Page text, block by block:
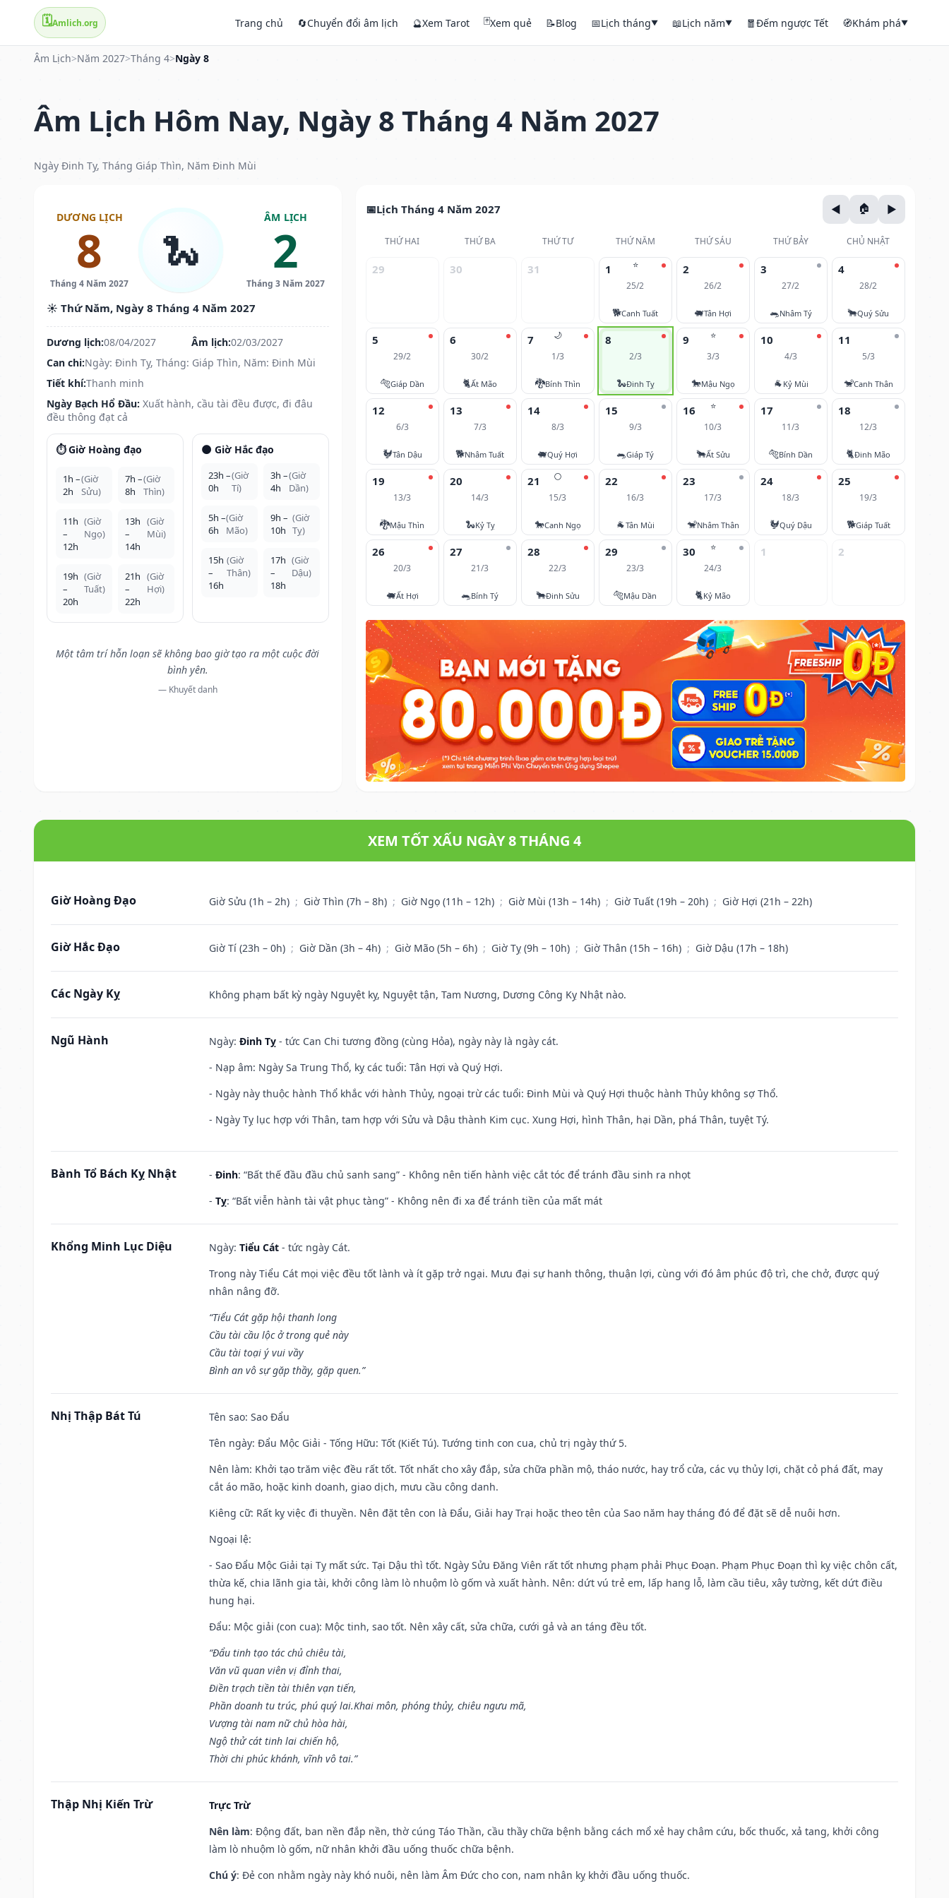
🗓️Amlich.org Trang chủ 🔄Chuyển đổi âm lịch 🔮Xem Tarot 🃏Xem quẻ 📝Blog 📅Lịch tháng▼ 📖Lịch năm▼ 🧧Đếm ngược Tết 🧭Khám phá▼
Âm Lịch>Năm 2027>Tháng 4>Ngày 8
Âm Lịch Hôm Nay, Ngày 8 Tháng 4 Năm 2027
Ngày Đinh Tỵ, Tháng Giáp Thìn, Năm Đinh Mùi
DƯƠNG LỊCH
8
Tháng 4 Năm 2027
🐍
ÂM LỊCH
2
Tháng 3 Năm 2027
☀️ Thứ Năm, Ngày 8 Tháng 4 Năm 2027
Dương lịch:08/04/2027 Âm lịch:02/03/2027
Can chi:Ngày: Đinh Tỵ, Tháng: Giáp Thìn, Năm: Đinh Mùi
Tiết khí:Thanh minh
Ngày Bạch Hổ Đầu: Xuất hành, cầu tài đều được, đi đâu
đều thông đạt cả
⏱️ Giờ Hoàng đạo
1h –
2h
(Giờ
Sửu)
7h –
8h
(Giờ
Thìn)
11h
–
12h
(Giờ
Ngọ)
13h
–
14h
(Giờ
Mùi)
19h
–
20h
(Giờ
Tuất)
21h
–
22h
(Giờ
Hợi)
🌑 Giờ Hắc đạo
23h –
0h
(Giờ
Tí)
3h –
4h
(Giờ
Dần)
5h –
6h
(Giờ
Mão)
9h –
10h
(Giờ
Tỵ)
15h
–
16h
(Giờ
Thân)
17h
–
18h
(Giờ
Dậu)
Một tâm trí hỗn loạn sẽ không bao giờ tạo ra một cuộc đời
bình yên.
— Khuyết danh
Lịch Tháng 4 Năm 2027
THỨ HAI THỨ BA THỨ TƯ THỨ NĂM THỨ SÁU THỨ BẢY CHỦ NHẬT
29 30 31 ⭐
1
25/2
🐕Canh Tuất
2
26/2
🐖Tân Hợi
3
27/2
🐀Nhâm Tý
4
28/2
🐂Quý Sửu
5
29/2
🐅Giáp Dần
6
30/2
🐈Ất Mão
🌙
7
1/3
🐉Bính Thìn
8
2/3
🐍Đinh Tỵ
⭐
9
3/3
🐎Mậu Ngọ
10
4/3
🐐 Kỷ Mùi
11
5/3
🐒Canh Thân
12
6/3
🐓Tân Dậu
13
7/3
🐕Nhâm Tuất
14
8/3
🐖Quý Hợi
15
9/3
🐀Giáp Tý
⭐
16
10/3
🐂Ất Sửu
17
11/3
🐅Bính Dần
18
12/3
🐈Đinh Mão
19
13/3
🐉Mậu Thìn
20
14/3
🐍Kỷ Tỵ
🌕
21
15/3
🐎Canh Ngọ
22
16/3
🐐Tân Mùi
23
17/3
🐒Nhâm Thân
24
18/3
🐓Quý Dậu
25
19/3
🐕Giáp Tuất
26
20/3
🐖Ất Hợi
27
21/3
🐀Bính Tý
28
22/3
🐂Đinh Sửu
29
23/3
🐅Mậu Dần
⭐
30
24/3
🐈Kỷ Mão
1 2
XEM TỐT XẤU NGÀY 8 THÁNG 4
Giờ Hoàng Đạo Giờ Sửu (1h – 2h) ; Giờ Thìn (7h – 8h) ; Giờ Ngọ (11h – 12h) ; Giờ Mùi (13h – 14h) ; Giờ Tuất (19h – 20h) ; Giờ Hợi (21h – 22h)
Giờ Hắc Đạo Giờ Tí (23h – 0h) ; Giờ Dần (3h – 4h) ; Giờ Mão (5h – 6h) ; Giờ Tỵ (9h – 10h) ; Giờ Thân (15h – 16h) ; Giờ Dậu (17h – 18h)
Các Ngày Kỵ Không phạm bất kỳ ngày Nguyệt kỵ, Nguyệt tận, Tam Nương, Dương Công Kỵ Nhật nào.
Ngũ Hành Ngày: Đinh Tỵ - tức Can Chi tương đồng (cùng Hỏa), ngày này là ngày cát.
- Nạp âm: Ngày Sa Trung Thổ, kỵ các tuổi: Tân Hợi và Quý Hợi.
- Ngày này thuộc hành Thổ khắc với hành Thủy, ngoại trừ các tuổi: Đinh Mùi và Quý Hợi thuộc hành Thủy không sợ Thổ.
- Ngày Tỵ lục hợp với Thân, tam hợp với Sửu và Dậu thành Kim cục. Xung Hợi, hình Thân, hại Dần, phá Thân, tuyệt Tý.
Bành Tổ Bách Kỵ Nhật - Đinh: “Bất thế đầu đầu chủ sanh sang” - Không nên tiến hành việc cắt tóc để tránh đầu sinh ra nhọt
- Tỵ: “Bất viễn hành tài vật phục tàng” - Không nên đi xa để tránh tiền của mất mát
Khổng Minh Lục Diệu Ngày: Tiểu Cát - tức ngày Cát.
Trong này Tiểu Cát mọi việc đều tốt lành và ít gặp trở ngại. Mưu đại sự hanh thông, thuận lợi, cùng với đó âm phúc độ trì, che chở, được quý
nhân nâng đỡ.
“Tiểu Cát gặp hội thanh long
Cầu tài cầu lộc ở trong quẻ này
Cầu tài toại ý vui vầy
Bình an vô sự gặp thầy, gặp quen.”
Nhị Thập Bát Tú Tên sao: Sao Đẩu
Tên ngày: Đẩu Mộc Giải - Tống Hữu: Tốt (Kiết Tú). Tướng tinh con cua, chủ trị ngày thứ 5.
Nên làm: Khởi tạo trăm việc đều rất tốt. Tốt nhất cho xây đắp, sửa chữa phần mộ, tháo nước, hay trổ cửa, các vụ thủy lợi, chặt cỏ phá đất, may
cắt áo mão, hoặc kinh doanh, giao dịch, mưu cầu công danh.
Kiêng cữ: Rất kỵ việc đi thuyền. Nên đặt tên con là Đẩu, Giải hay Trại hoặc theo tên của Sao năm hay tháng đó để đặt sẽ dễ nuôi hơn.
Ngoại lệ:
- Sao Đẩu Mộc Giải tại Tỵ mất sức. Tại Dậu thì tốt. Ngày Sửu Đăng Viên rất tốt nhưng phạm phải Phục Đoạn. Phạm Phục Đoạn thì kỵ việc chôn cất,
thừa kế, chia lãnh gia tài, khởi công làm lò nhuộm lò gốm và xuất hành. Nên: dứt vú trẻ em, lấp hang lỗ, làm cầu tiêu, xây tường, kết dứt điều
hung hại.
Đẩu: Mộc giải (con cua): Mộc tinh, sao tốt. Nên xây cất, sửa chữa, cưới gả và an táng đều tốt.
“Đẩu tinh tạo tác chủ chiêu tài,
Văn vũ quan viên vị đỉnh thai,
Điền trạch tiền tài thiên vạn tiến,
Phần doanh tu trúc, phú quý lai.Khai môn, phóng thủy, chiêu ngưu mã,
Vượng tài nam nữ chủ hòa hài,
Ngộ thử cát tinh lai chiến hộ,
Thời chi phúc khánh, vĩnh vô tai.”
Thập Nhị Kiến Trừ
Trực Trừ
Nên làm: Động đất, ban nền đắp nền, thờ cúng Táo Thần, cầu thầy chữa bệnh bằng cách mổ xẻ hay châm cứu, bốc thuốc, xả tang, khởi công
làm lò nhuộm lò gốm, nữ nhân khởi đầu uống thuốc chữa bệnh.
Chú ý: Đẻ con nhằm ngày này khó nuôi, nên làm Âm Đức cho con, nam nhân kỵ khởi đầu uống thuốc.